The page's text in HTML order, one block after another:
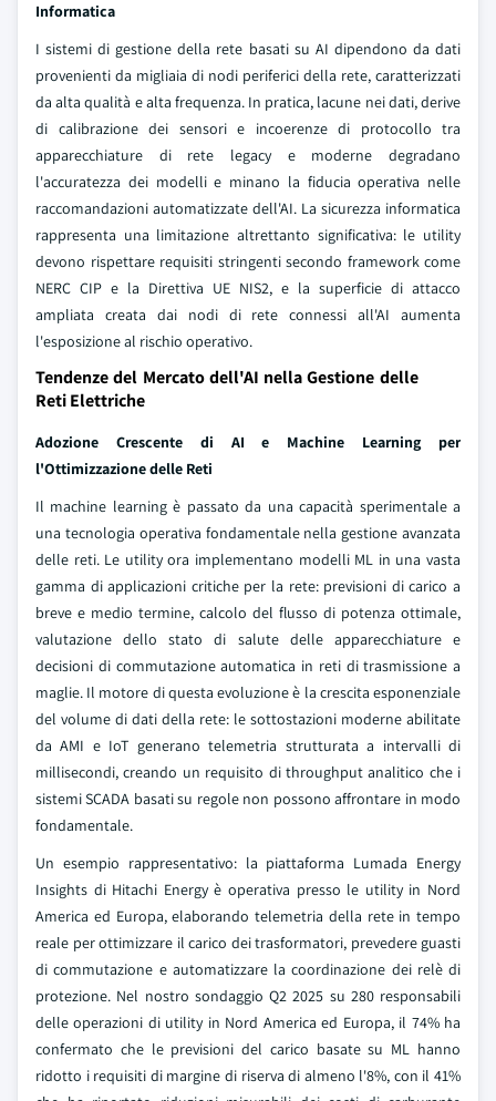
Informatica
I sistemi di gestione della rete basati su AI dipendono da dati
provenienti da migliaia di nodi periferici della rete, caratterizzati
da alta qualità e alta frequenza. In pratica, lacune nei dati, derive
di calibrazione dei sensori e incoerenze di protocollo tra
apparecchiature di rete legacy e moderne degradano
l'accuratezza dei modelli e minano la fiducia operativa nelle
raccomandazioni automatizzate dell'AI. La sicurezza informatica
rappresenta una limitazione altrettanto significativa: le utility
devono rispettare requisiti stringenti secondo framework come
NERC CIP e la Direttiva UE NIS2, e la superficie di attacco
ampliata creata dai nodi di rete connessi all'AI aumenta
l'esposizione al rischio operativo.
Tendenze del Mercato dell'AI nella Gestione delle
Reti Elettriche
Adozione Crescente di AI e Machine Learning per
l'Ottimizzazione delle Reti
Il machine learning è passato da una capacità sperimentale a
una tecnologia operativa fondamentale nella gestione avanzata
delle reti. Le utility ora implementano modelli ML in una vasta
gamma di applicazioni critiche per la rete: previsioni di carico a
breve e medio termine, calcolo del flusso di potenza ottimale,
valutazione dello stato di salute delle apparecchiature e
decisioni di commutazione automatica in reti di trasmissione a
maglie. Il motore di questa evoluzione è la crescita esponenziale
del volume di dati della rete: le sottostazioni moderne abilitate
da AMI e IoT generano telemetria strutturata a intervalli di
millisecondi, creando un requisito di throughput analitico che i
sistemi SCADA basati su regole non possono affrontare in modo
fondamentale.
Un esempio rappresentativo: la piattaforma Lumada Energy
Insights di Hitachi Energy è operativa presso le utility in Nord
America ed Europa, elaborando telemetria della rete in tempo
reale per ottimizzare il carico dei trasformatori, prevedere guasti
di commutazione e automatizzare la coordinazione dei relè di
protezione. Nel nostro sondaggio Q2 2025 su 280 responsabili
delle operazioni di utility in Nord America ed Europa, il 74% ha
confermato che le previsioni del carico basate su ML hanno
ridotto i requisiti di margine di riserva di almeno l'8%, con il 41%